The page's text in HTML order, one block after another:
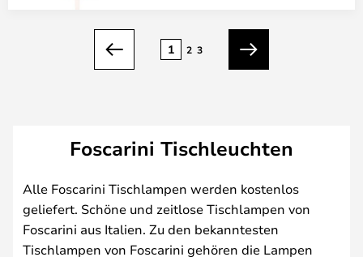
Zurück
1 2 3
Weiter
Foscarini Tischleuchten
Alle Foscarini Tischlampen werden kostenlos
geliefert. Schöne und zeitlose Tischlampen von
Foscarini aus Italien. Zu den bekanntesten
Tischlampen von Foscarini gehören die Lampen